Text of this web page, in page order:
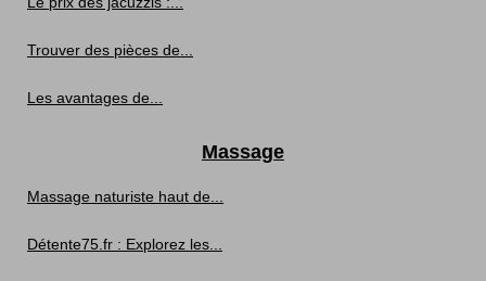
Trouver des pièces de...
Les avantages de...
Massage
Massage naturiste haut de...
Détente75.fr : Explorez les...